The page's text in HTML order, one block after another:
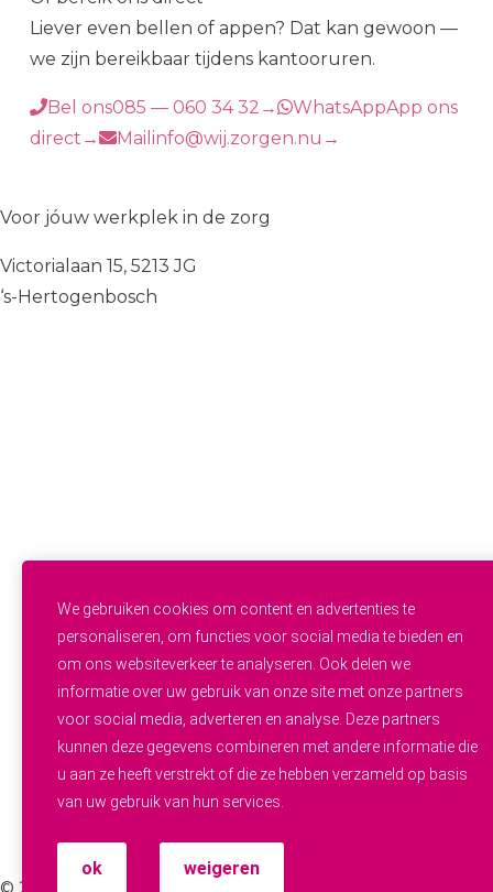
We gebruiken cookies om content en advertenties te
personaliseren, om functies voor social media te bieden en
om ons websiteverkeer te analyseren. Ook delen we
informatie over uw gebruik van onze site met onze partners
voor social media, adverteren en analyse. Deze partners
kunnen deze gegevens combineren met andere informatie die
u aan ze heeft verstrekt of die ze hebben verzameld op basis
van uw gebruik van hun services.
ok weigeren
Liever even bellen of appen? Dat kan gewoon —
we zijn bereikbaar tijdens kantooruren.
Bel ons085 — 060 34 32 → WhatsAppApp ons
direct → Mail info@wij.zorgen.nu →
Voor jóuw werkplek in de zorg
Victorialaan 15, 5213 JG
‘s-Hertogenbosch
Helpende Plus
Zij-instroom
Professionals
Werken en leren
OVER WIJ.ZORGEN
Alle vacatures
Zorgpersoneel gezocht
Contact
Fenna (AI Recruiter)